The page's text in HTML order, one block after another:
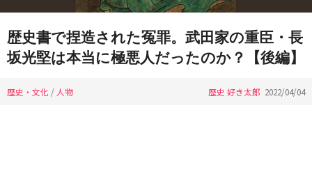
歴史書で捏造された冤罪。武田家の重臣・長
坂光堅は本当に極悪人だったのか？【後編】
歴史・文化 / 人物 歴史 好き太郎 2022/04/04